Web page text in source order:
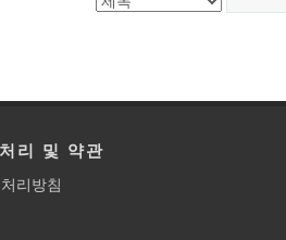
리 및 약관
리방침